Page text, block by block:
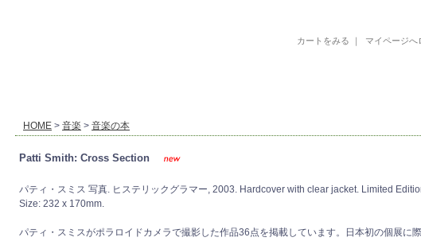
カートをみる ｜ マイページへ
HOME > 音楽 > 音楽の本
Patti Smith: Cross Section
パティ・スミス 写真. ヒステリックグラマー, 2003. Hardcover with clear jacket. Limited
Size: 232 x 170mm.
パティ・スミスがポラロイドカメラで撮影した作品36点を掲載しています。日本初の個展に